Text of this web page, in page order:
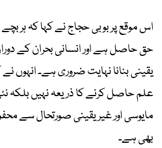
اس موقع پر بوبی حجاج نے کہا کہ ہر
حق حاصل ہے اور انسانی بحران کے
یقینی بنانا نہایت ضروری ہے۔ انہوں
علم حاصل کرنے کا ذریعہ نہیں بلکہ
مایوسی اور غیر یقینی صورتحال سے
بھی ہے۔